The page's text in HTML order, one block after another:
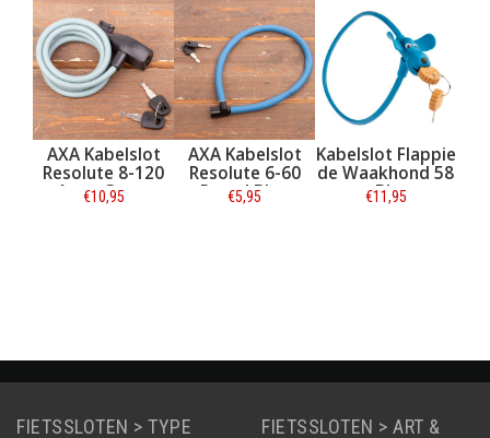
AXA Kabelslot
Resolute 8-120
Army Green
€10,95
AXA Kabelslot
Resolute 6-60
Petrol Blue
€5,95
Kabelslot Flappie
de Waakhond 58
cm Blauw
€11,95
FIETSSLOTEN > TYPE
FIETSSLOTEN > ART &